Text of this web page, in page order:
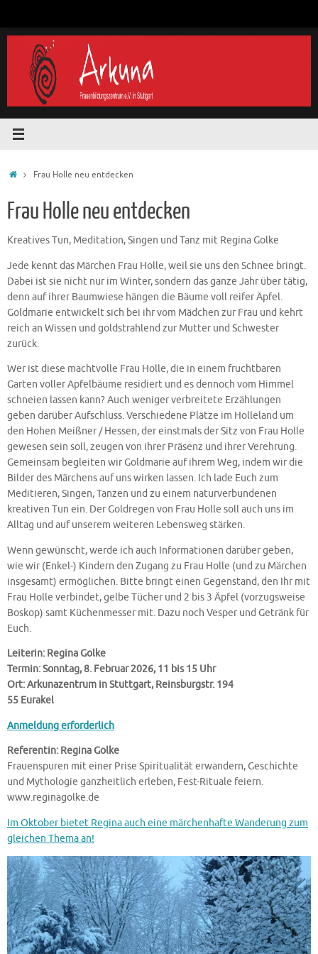
springen
StartFrau Holle neu entdecken
Frau Holle neu entdecken
Kreatives Tun, Meditation, Singen und Tanz mit Regina Golke
Jede kennt das Märchen Frau Holle, weil sie uns den Schnee bringt.
Dabei ist sie nicht nur im Winter, sondern das ganze Jahr über tätig,
denn auf ihrer Baumwiese hängen die Bäume voll reifer Äpfel.
Goldmarie entwickelt sich bei ihr vom Mädchen zur Frau und kehrt
reich an Wissen und goldstrahlend zur Mutter und Schwester
zurück.
Wer ist diese machtvolle Frau Holle, die in einem fruchtbaren
Garten voller Apfelbäume residiert und es dennoch vom Himmel
schneien lassen kann? Auch weniger verbreitete Erzählungen
geben darüber Aufschluss. Verschiedene Plätze im Holleland um
den Hohen Meißner / Hessen, der einstmals der Sitz von Frau Holle
gewesen sein soll, zeugen von ihrer Präsenz und ihrer Verehrung.
Gemeinsam begleiten wir Goldmarie auf ihrem Weg, indem wir die
Bilder des Märchens auf uns wirken lassen. Ich lade Euch zum
Meditieren, Singen, Tanzen und zu einem naturverbundenen
kreativen Tun ein. Der Goldregen von Frau Holle soll auch uns im
Alltag und auf unserem weiteren Lebensweg stärken.
Wenn gewünscht, werde ich auch Informationen darüber geben,
wie wir (Enkel-) Kindern den Zugang zu Frau Holle (und zu Märchen
insgesamt) ermöglichen. Bitte bringt einen Gegenstand, den Ihr mit
Frau Holle verbindet, gelbe Tücher und 2 bis 3 Äpfel (vorzugsweise
Boskop) samt Küchenmesser mit. Dazu noch Vesper und Getränk für
Euch.
Leiterin: Regina Golke
Termin: Sonntag, 8. Februar 2026, 11 bis 15 Uhr
Ort: Arkunazentrum in Stuttgart, Reinsburgstr. 194
55 Eurakel
Anmeldung erforderlich
Referentin: Regina Golke
Frauenspuren mit einer Prise Spiritualität erwandern, Geschichte
und Mythologie ganzheitlich erleben, Fest-Rituale feiern.
www.reginagolke.de
Im Oktober bietet Regina auch eine märchenhafte Wanderung zum
gleichen Thema an!